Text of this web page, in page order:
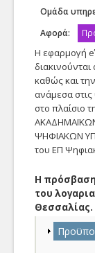
eΣυνεδρίαση
Web
Video
Live
Email
Webmail
Γενικά
Δείτε όλα τα
γνωσιακής βάσης
ταξινομημένα ανά
υπηρεσία.
Βίντεο
Δείτε τα βίντεο της
γνωσιακής βάσης
ταξινομημένα ανά
υπηρεσία.
Γενική
Γενική αίτηση
Υπηρεσία μας
Αίτηση παροχής
υπηρεσιών
του δικτύου της
Υπηρεσίας μας
Epikoinonia
Προσωπικό
Λίστα από τα
επικοινωνίας του
προσωπικού μας
Οι στόχοι
Ο στόχος της
Διεύθυνσης είναι
Ομάδα
Αφορά:
Η εφαρμογή
καθώς και
ανάμεσα
στο πλαίσιο
ΨΗΦΙΑΚΩΝ
του ΕΠ
Η
του
Θεσσαλίας.